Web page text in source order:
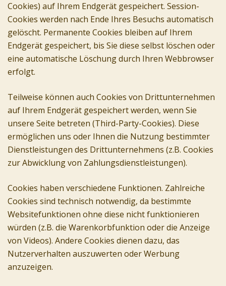
Cookies) auf Ihrem Endgerät gespeichert. Session-
Cookies werden nach Ende Ihres Besuchs automatisch
gelöscht. Permanente Cookies bleiben auf Ihrem
Endgerät gespeichert, bis Sie diese selbst löschen oder
eine automatische Löschung durch Ihren Webbrowser
erfolgt.
Teilweise können auch Cookies von Drittunternehmen
auf Ihrem Endgerät gespeichert werden, wenn Sie
unsere Seite betreten (Third-Party-Cookies). Diese
ermöglichen uns oder Ihnen die Nutzung bestimmter
Dienstleistungen des Drittunternehmens (z.B. Cookies
zur Abwicklung von Zahlungsdienstleistungen).
Cookies haben verschiedene Funktionen. Zahlreiche
Cookies sind technisch notwendig, da bestimmte
Websitefunktionen ohne diese nicht funktionieren
würden (z.B. die Warenkorbfunktion oder die Anzeige
von Videos). Andere Cookies dienen dazu, das
Nutzerverhalten auszuwerten oder Werbung
anzuzeigen.